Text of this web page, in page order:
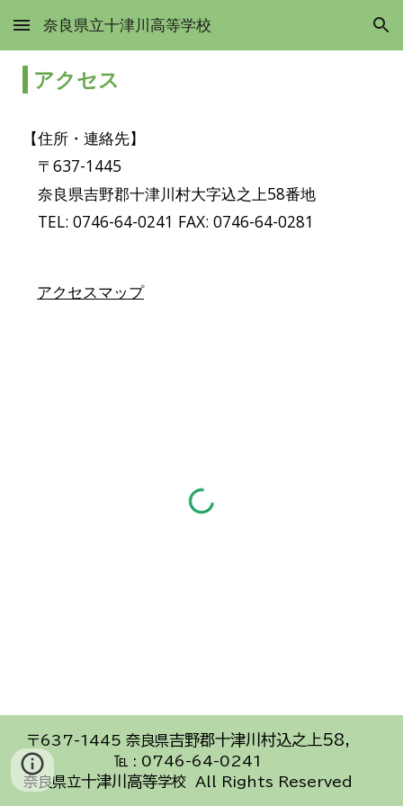
Skip to main content Skip to navigation
奈良県立十津川高等学校
アクセス
【住所・連絡先】
〒637-1445
奈良県吉野郡十津川村大字込之上58番地
TEL: 0746-64-0241 FAX: 0746-64-0281
アクセスマップ
〒637-1445 奈良県吉野郡十津川村込之上58,
℡ : 0746-64-0241
奈良県立十津川高等学校 All Rights Reserved